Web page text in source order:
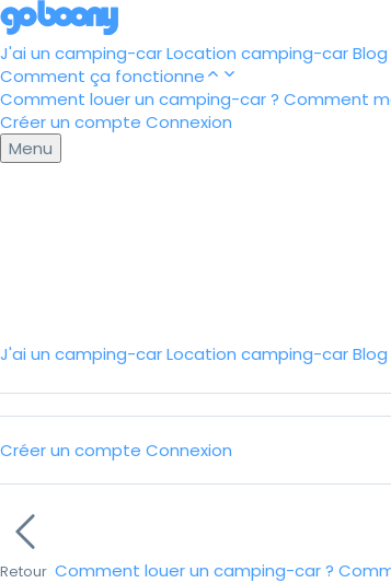
J'ai un camping-carLocation camping-carBlog
Comment ça fonctionne
Comment louer un camping-car ? Comment
Créer un compte Connexion
Menu
J'ai un camping-carLocation camping-carBlog
Créer un compte Connexion
Retour Comment louer un camping-car ?